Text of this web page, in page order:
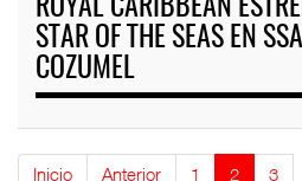
ROYAL CARIBBEAN
STAR OF THE SEAS EN
COZUMEL
Inicio Anterior 1 2
3